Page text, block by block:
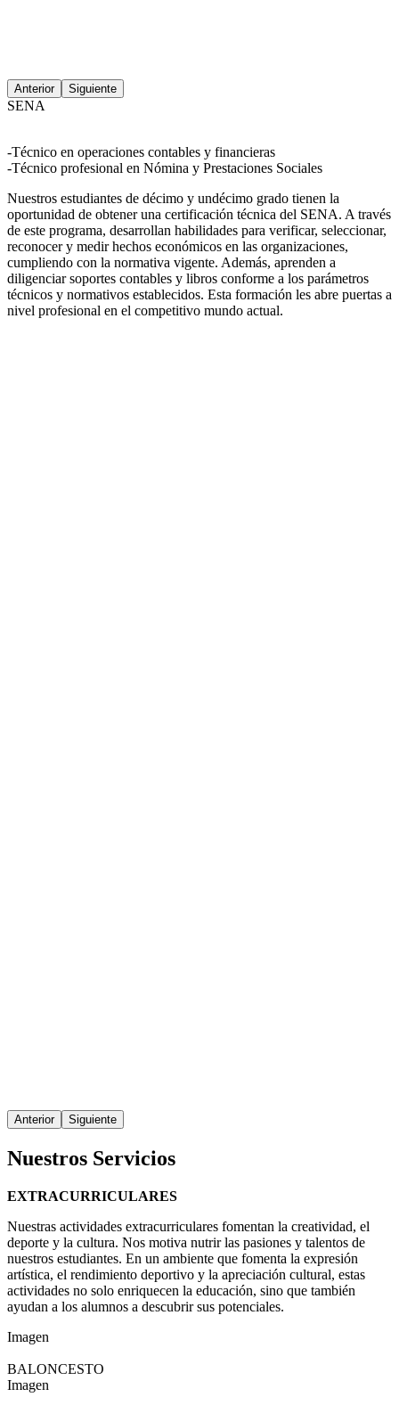
Anterior Siguiente
SENA
-Técnico en operaciones contables y financieras
-Técnico profesional en Nómina y Prestaciones Sociales
Nuestros estudiantes de décimo y undécimo grado tienen la
oportunidad de obtener una certificación técnica del SENA. A través
de este programa, desarrollan habilidades para verificar, seleccionar,
reconocer y medir hechos económicos en las organizaciones,
cumpliendo con la normativa vigente. Además, aprenden a
diligenciar soportes contables y libros conforme a los parámetros
técnicos y normativos establecidos. Esta formación les abre puertas a
nivel profesional en el competitivo mundo actual.
Anterior Siguiente
Nuestros Servicios
EXTRACURRICULARES
Nuestras actividades extracurriculares fomentan la creatividad, el
deporte y la cultura. Nos motiva nutrir las pasiones y talentos de
nuestros estudiantes. En un ambiente que fomenta la expresión
artística, el rendimiento deportivo y la apreciación cultural, estas
actividades no solo enriquecen la educación, sino que también
ayudan a los alumnos a descubrir sus potenciales.
Imagen
BALONCESTO
Imagen